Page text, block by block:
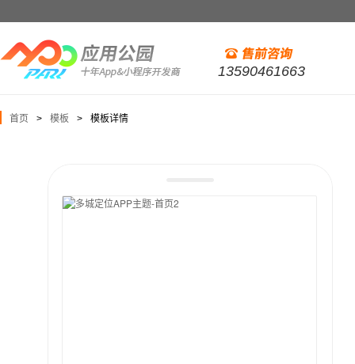
13590461663
首页 > 模板 > 模板详情